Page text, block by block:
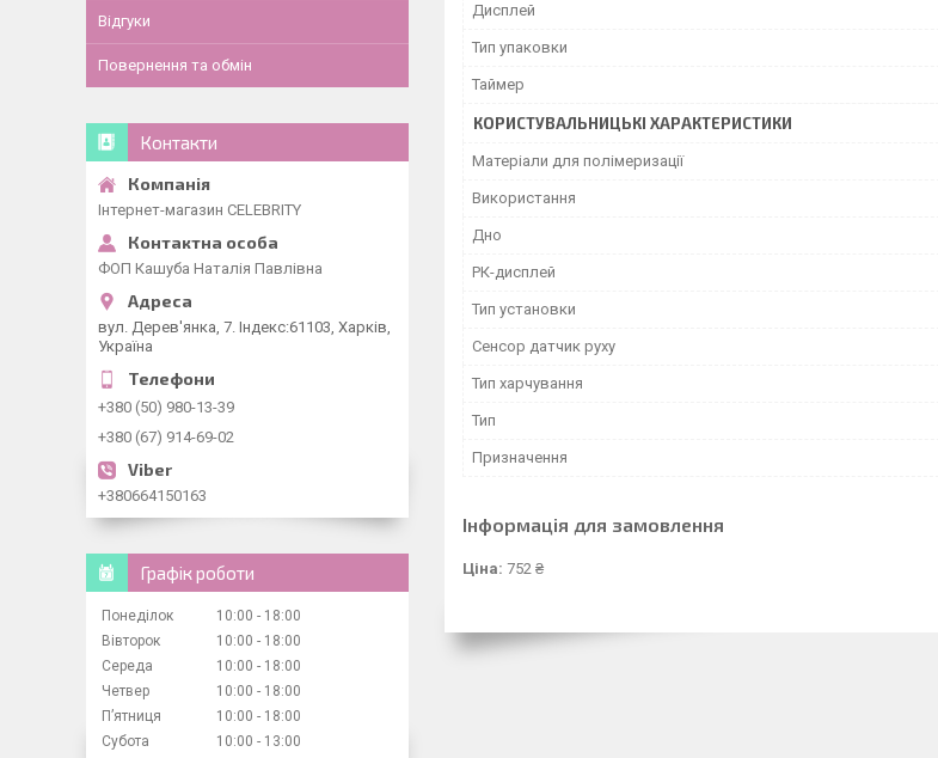
Дисплей
Тип упаковки
Таймер
КОРИСТУВАЛЬНИЦЬКІ ХАРАКТЕРИСТИКИ
Матеріали для полімеризації
Використання
Дно
РК-дисплей
Тип установки
Сенсор датчик руху
Тип харчування
Тип
Призначення
Інформація для замовлення
Ціна: 752 ₴
Відгуки
Повернення та обмін
Контакти
Інтернет-магазин CELEBRITY
ФОП Кашуба Наталія Павлівна
вул. Дерев'янка, 7. Індекс:61103, Харків,
Україна
+380 (50) 980-13-39
+380 (67) 914-69-02
+380664150163
Графік роботи
Понеділок 10:00
18:00
Вівторок
10:00
18:00
Середа
10:00
18:00
Четвер
10:00
18:00
Пʼятниця
10:00
18:00
Субота
10:00 13:00